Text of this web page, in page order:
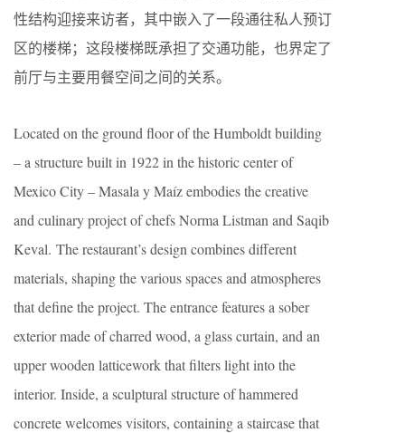
性结构迎接来访者，其中嵌入了一段通往私人预订
区的楼梯；这段楼梯既承担了交通功能，也界定了
前厅与主要用餐空间之间的关系。
Located on the ground floor of the Humboldt building
– a structure built in 1922 in the historic center of
Mexico City – Masala y Maíz embodies the creative
and culinary project of chefs Norma Listman and Saqib
Keval. The restaurant’s design combines different
materials, shaping the various spaces and atmospheres
that define the project. The entrance features a sober
exterior made of charred wood, a glass curtain, and an
upper wooden latticework that filters light into the
interior. Inside, a sculptural structure of hammered
concrete welcomes visitors, containing a staircase that